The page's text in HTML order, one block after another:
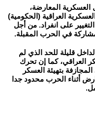
العسكرية المعارضة،
العراقية (الحكومية)
على انفراد. من أجل
في الحرب المقبلة.
قليلة للحد الذي لم
العراقي، كما إن تحرك
بتهيئة العسكر
أثناء الحرب محدود جدا